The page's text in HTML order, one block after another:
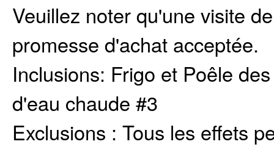
Veuillez noter qu'une visite
promesse d'achat acceptée.
Inclusions: Frigo et Poêle
d'eau chaude #3
Exclusions : Tous les effets